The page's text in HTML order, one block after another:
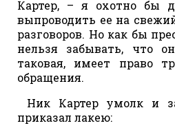
Картер, – я охотно бы
выпроводить ее на
разговоров. Но как бы
нельзя забывать, что
таковая, имеет право
обращения.
Ник Картер умолк и
приказал лакею: